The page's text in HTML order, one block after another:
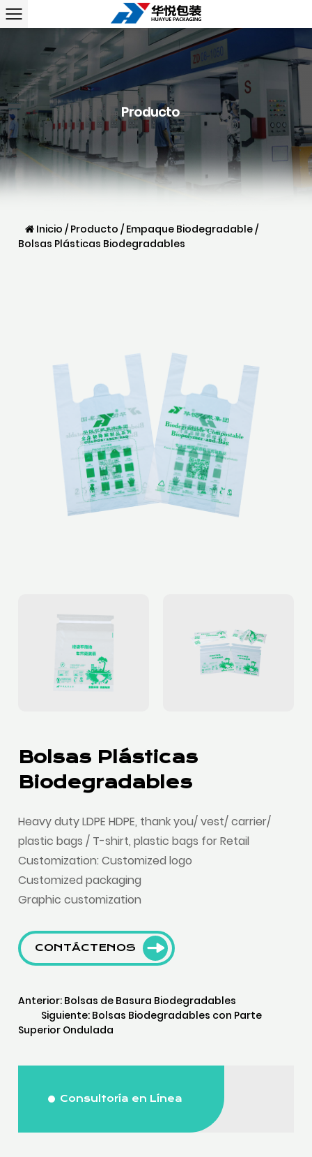
Producto
Inicio / Producto / Empaque Biodegradable/
Bolsas Plásticas Biodegradables
Bolsas Plásticas
Biodegradables
Heavy duty LDPE HDPE, thank you/ vest/ carrier/
plastic bags / T-shirt, plastic bags for Retail
Customization: Customized logo
Customized packaging
Graphic customization
CONTÁCTENOS
Anterior: Bolsas de Basura Biodegradables
Siguiente: Bolsas Biodegradables con Parte
Superior Ondulada
Consultoría en Línea